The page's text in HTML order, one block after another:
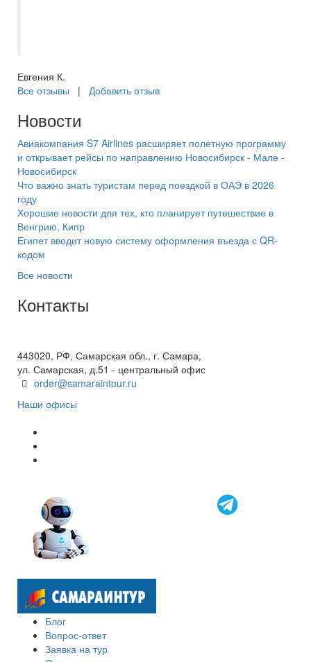
Евгения К.
Все отзывы | Добавить отзыв
Новости
Авиакомпания S7 Airlines расширяет полетную программу
и открывает рейсы по направлению Новосибирск - Мале -
Новосибирск
Что важно знать туристам перед поездкой в ОАЭ в 2026
году
Хорошие новости для тех, кто планирует путешествие в
Венгрию, Кипр
Египет вводит новую систему оформления въезда с QR-
кодом
Все новости
Контакты
443020, РФ, Самарская обл., г. Самара,
ул. Самарская, д.51 - центральный офис
order@samaraintour.ru
Наши офисы
Блог
Вопрос-ответ
Заявка на тур